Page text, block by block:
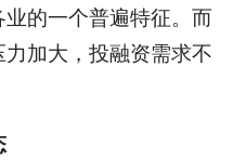
的一个普遍特征。而
加大，投融资需求不